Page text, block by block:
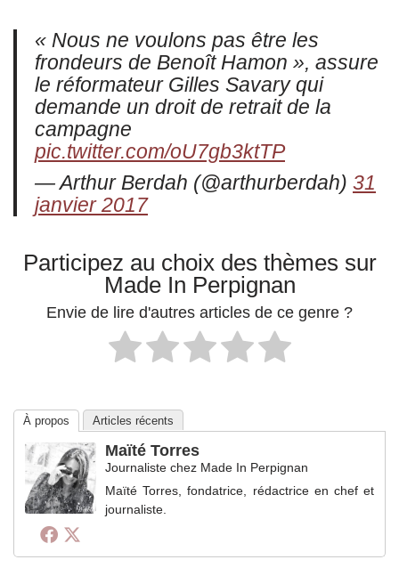
« Nous ne voulons pas être les
frondeurs de Benoît Hamon », assure
le réformateur Gilles Savary qui
demande un droit de retrait de la
campagne
pic.twitter.com/oU7gb3ktTP
— Arthur Berdah (@arthurberdah) 31
janvier 2017
Participez au choix des thèmes sur
Made In Perpignan
Envie de lire d'autres articles de ce genre ?
À propos Articles récents
Maïté Torres
Journaliste chez Made In Perpignan
Maïté Torres, fondatrice, rédactrice en chef et
journaliste.